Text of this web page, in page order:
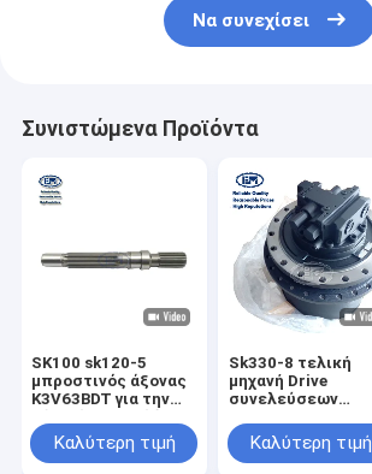
Να συνεχίσει
Συνιστώμενα Προϊόντα
SK100 sk120-5
μπροστινός άξονας
K3V63BDT για την
YW10V00005S111
Καλύτερη τιμή
Sk330-8 τελική
μηχανή Drive
συνελεύσεων
M4V290
LC15V00023F1
Καλύτερη τιμή